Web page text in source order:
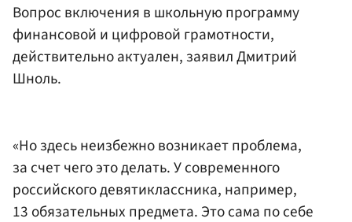
Вопрос включения в школьную программу
финансовой и цифровой грамотности,
действительно актуален, заявил Дмитрий
Шноль.
«Но здесь неизбежно возникает проблема,
за счет чего это делать. У современного
российского девятиклассника, например,
13 обязательных предмета. Это сама по себе